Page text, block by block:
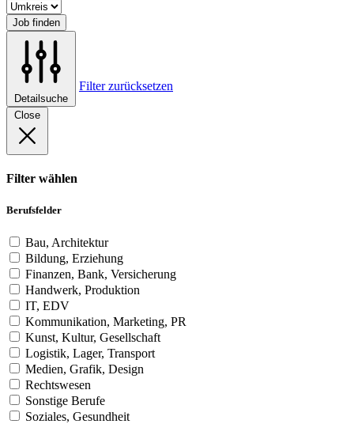
Job finden
Detailsuche
Filter zurücksetzen
Close
Filter wählen
Berufsfelder
Bau, Architektur
Bildung, Erziehung
Finanzen, Bank, Versicherung
Handwerk, Produktion
IT, EDV
Kommunikation, Marketing, PR
Kunst, Kultur, Gesellschaft
Logistik, Lager, Transport
Medien, Grafik, Design
Rechtswesen
Sonstige Berufe
Soziales, Gesundheit